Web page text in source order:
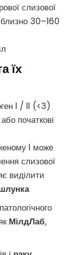
слизової
30–160
їх
I / II (<3)
початкові
I може
слизової
виділити
МілдЛаб,